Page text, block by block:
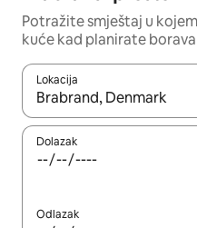
Potražite smještaj u
kuće kad planirate
Lokacija
Kada budu dostupni
Dolazak
Odlazak